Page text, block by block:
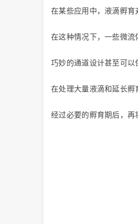
在某些应用中，液滴孵育
在这种情况下，一些微流
巧妙的通道设计甚至可以
在处理大量液滴和延长
经过必要的孵育期后，再